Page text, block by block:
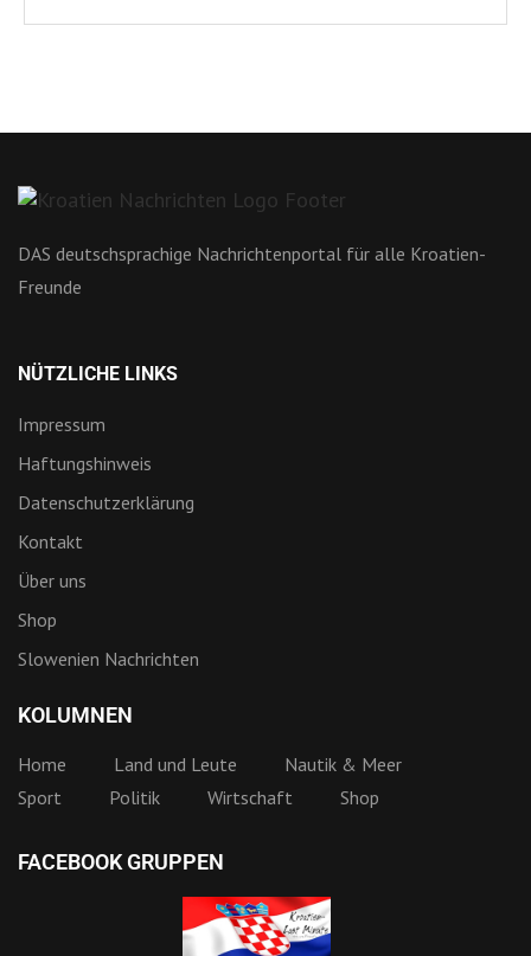
DAS deutschsprachige Nachrichtenportal für alle Kroatien-
Freunde
NÜTZLICHE LINKS
Impressum
Haftungshinweis
Datenschutzerklärung
Kontakt
Über uns
Shop
Slowenien Nachrichten
KOLUMNEN
Home Land und Leute
Nautik & Meer
Sport
Politik Wirtschaft Shop
FACEBOOK GRUPPEN